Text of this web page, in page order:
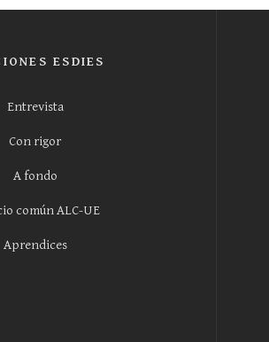
ESDIES
Entrevista
Con rigor
A fondo
común ALC-UE
Aprendices